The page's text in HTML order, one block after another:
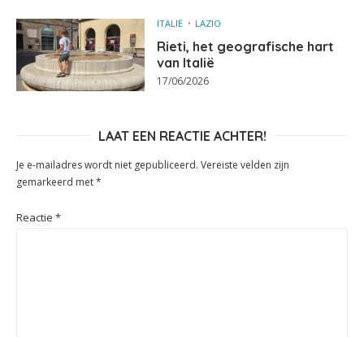
ITALIË LAZIO
Rieti, het geografische hart
van Italië
17/06/2026
LAAT EEN REACTIE ACHTER!
Je e-mailadres wordt niet gepubliceerd. Vereiste velden zijn
gemarkeerd met*
Reactie *